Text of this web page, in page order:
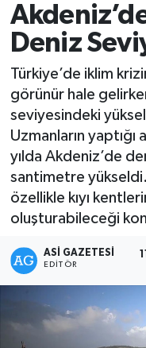
Deniz
Türkiye’de iklim
görünür hale
seviyesindeki
Uzmanların
yılda Akdeniz’de
santimetre yükseldi.
özellikle kıyı
oluşturabileceği
ASI GAZETESI
EDITÖR